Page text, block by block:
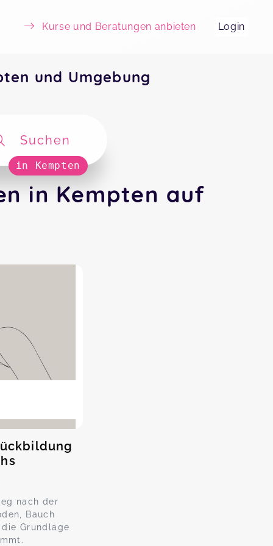
Kurse und Beratungen anbieten Login
und Umgebung
Suchen
in Kempten
in Kempten auf
nach der
Bauch
Grundlage